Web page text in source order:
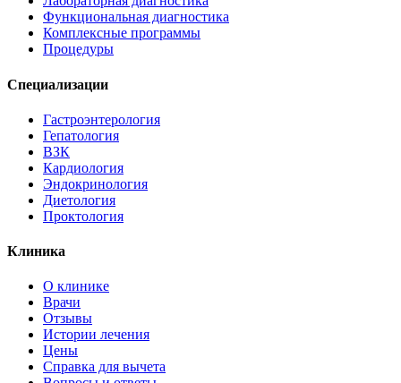
Функциональная диагностика
Комплексные программы
Процедуры
Специализации
Гастроэнтерология
Гепатология
ВЗК
Кардиология
Эндокринология
Диетология
Проктология
Клиника
О клинике
Врачи
Отзывы
Истории лечения
Цены
Справка для вычета